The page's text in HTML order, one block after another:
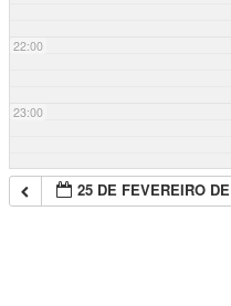
22:00
23:00
25 DE FEVEREIRO